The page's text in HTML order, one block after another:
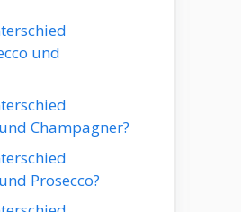
und
Champagner?
Prosecco?